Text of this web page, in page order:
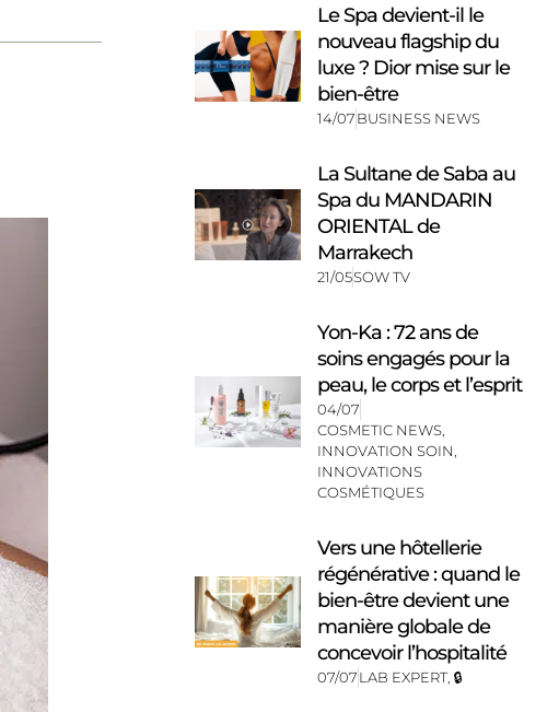
Le Spa devient-il le
nouveau flagship du
luxe ? Dior mise sur le
bien-être
14/07BUSINESS NEWS
La Sultane de Saba au
Spa du MANDARIN
ORIENTAL de
Marrakech
21/05SOW TV
Yon-Ka : 72 ans de
soins engagés pour la
peau, le corps et l’esprit
04/07
COSMETIC NEWS
INNOVATION SOIN
INNOVATIONS
COSMÉTIQUES
Vers une hôtellerie
régénérative : quand le
bien-être devient une
manière globale de
concevoir l’hospitalité
07/07LAB EXPERT,🔒